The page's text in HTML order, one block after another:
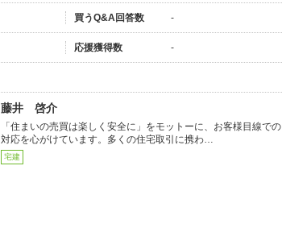
買うQ&A回答数 -
応援獲得数 -
藤井 啓介
「住まいの売買は楽しく安全に」をモットーに、お客様目線での
対応を心がけています。多くの住宅取引に携わ…
宅建